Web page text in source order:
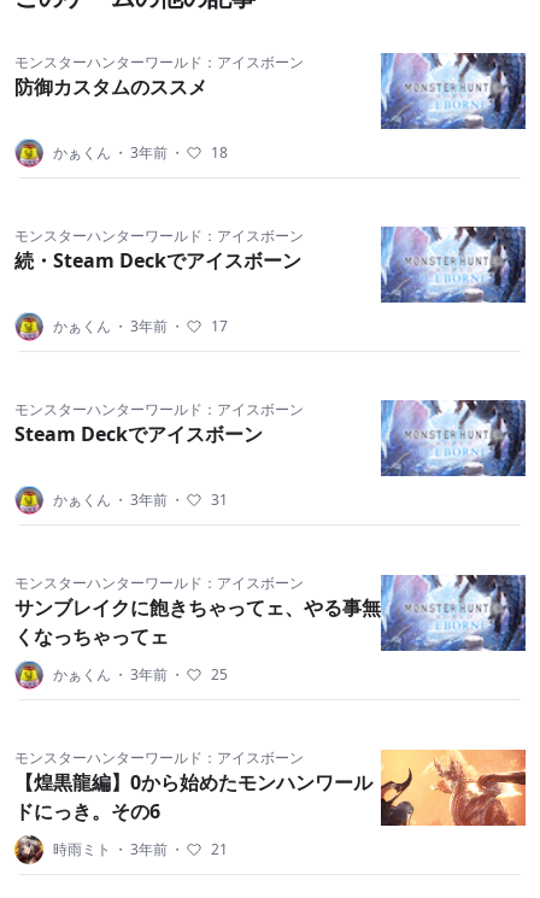
モンスターハンターワールド：アイスボーン
防御カスタムのススメ
かぁくん ・ 3年前 ・ 18
モンスターハンターワールド：アイスボーン
続・Steam Deckでアイスボーン
かぁくん ・ 3年前 ・ 17
モンスターハンターワールド：アイスボーン
Steam Deckでアイスボーン
かぁくん ・ 3年前 ・ 31
モンスターハンターワールド：アイスボーン
サンブレイクに飽きちゃってェ、やる事無
くなっちゃってェ
かぁくん ・ 3年前 ・ 25
モンスターハンターワールド：アイスボーン
【煌黒龍編】0から始めたモンハンワール
ドにっき。その6
時雨ミト ・ 3年前 ・ 21